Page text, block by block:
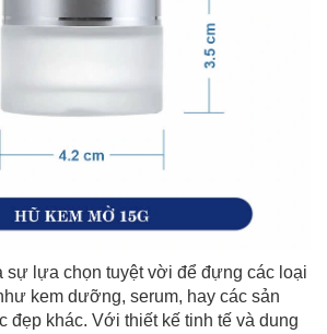
sự lựa chọn tuyệt vời để đựng các loại
kem dưỡng, serum, hay các sản
đẹp khác. Với thiết kế tinh tế và dung